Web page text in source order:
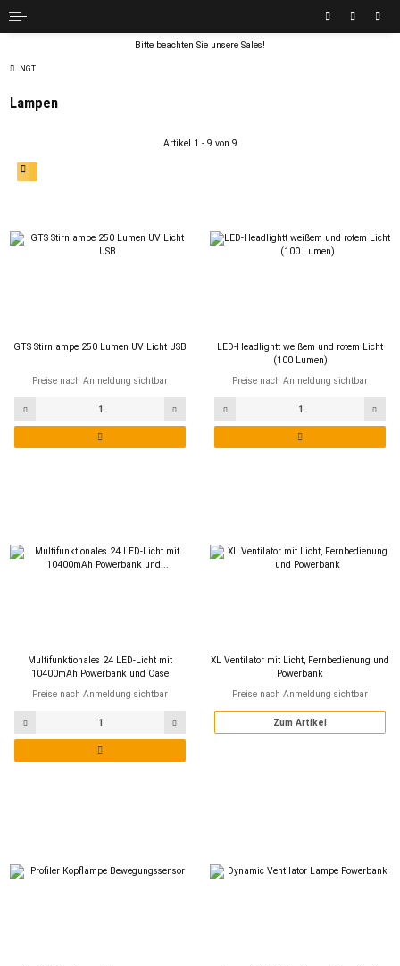
Bitte beachten Sie unsere Sales!
NGT
Lampen
Artikel 1 - 9 von 9
GTS Stirnlampe 250 Lumen UV Licht USB
Preise nach Anmeldung sichtbar
LED-Headlightt weißem und rotem Licht
(100 Lumen)
Preise nach Anmeldung sichtbar
Multifunktionales 24 LED-Licht mit
10400mAh Powerbank und Case
Preise nach Anmeldung sichtbar
XL Ventilator mit Licht, Fernbedienung und
Powerbank
Preise nach Anmeldung sichtbar
Zum Artikel